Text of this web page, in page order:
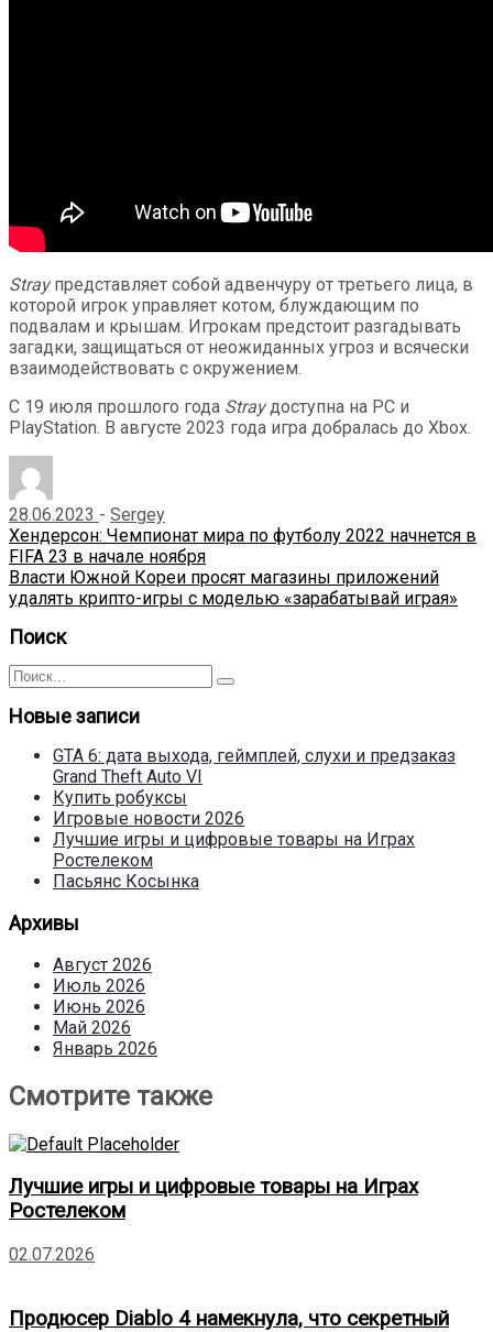
Strayпредставляет собой адвенчуру от третьего лица, в
которой игрок управляет котом, блуждающим по
подвалам и крышам. Игрокам предстоит разгадывать
загадки, защищаться от неожиданных угроз и всячески
взаимодействовать с окружением.
С 19 июля прошлого года Strayдоступна на PC и
PlayStation. В августе 2023 года игра добралась до Xbox.
28.06.2023 - Sergey
Навигация
по
записям
Предыдущая
запись
Хендерсон: Чемпионат мира по футболу 2022 начнется в
FIFA 23 в начале ноября
Следующая
запись
Власти Южной Кореи просят магазины приложений
удалять крипто-игры с моделью «зарабатывай играя»
Поиск
Поиск
для:
Поиск
Новые записи
GTA 6: дата выхода, геймплей, слухи и предзаказ
Grand Theft Auto VI
Купить робуксы
Игровые новости 2026
Лучшие игры и цифровые товары на Играх
Ростелеком
Пасьянс Косынка
Архивы
Август 2026
Июль 2026
Июнь 2026
Май 2026
Январь 2026
Смотрите также
Лучшие игры и цифровые товары на Играх
Ростелеком
02.07.2026
Продюсер Diablo 4 намекнула, что секретный